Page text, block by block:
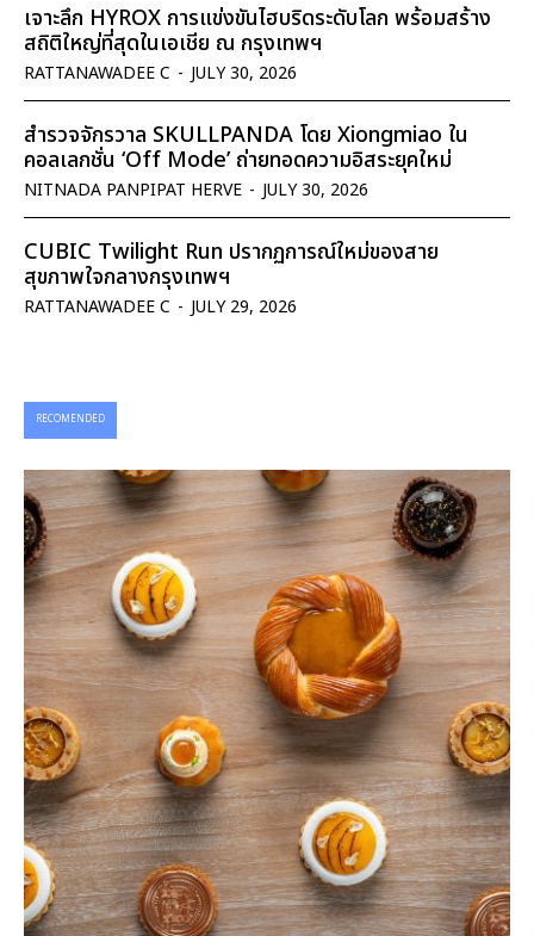
เจาะลึก HYROX การแข่งขันไฮบริดระดับโลก พร้อมสร้าง
สถิติใหญ่ที่สุดในเอเชีย ณ กรุงเทพฯ
RATTANAWADEE C - JULY 30, 2026
สำรวจจักรวาล SKULLPANDA โดย Xiongmiao ใน
คอลเลกชั่น ‘Off Mode’ ถ่ายทอดความอิสระยุคใหม่
NITNADA PANPIPAT HERVE - JULY 30, 2026
CUBIC Twilight Run ปรากฏการณ์ใหม่ของสาย
สุขภาพใจกลางกรุงเทพฯ
RATTANAWADEE C - JULY 29, 2026
RECOMENDED